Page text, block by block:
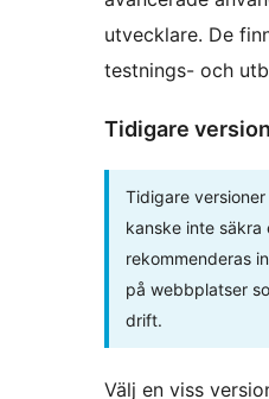
utvecklare. De
testnings- och
Tidigare
Tidigare
kanske inte säkra
rekommenderas
på webbplatser
drift.
Välj en viss